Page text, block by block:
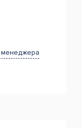
менеджера